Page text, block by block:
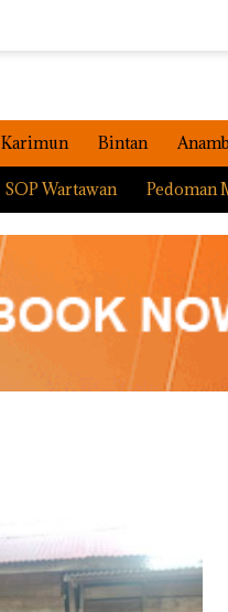
Karimun Bintan
SOP Wartawan Pedoman